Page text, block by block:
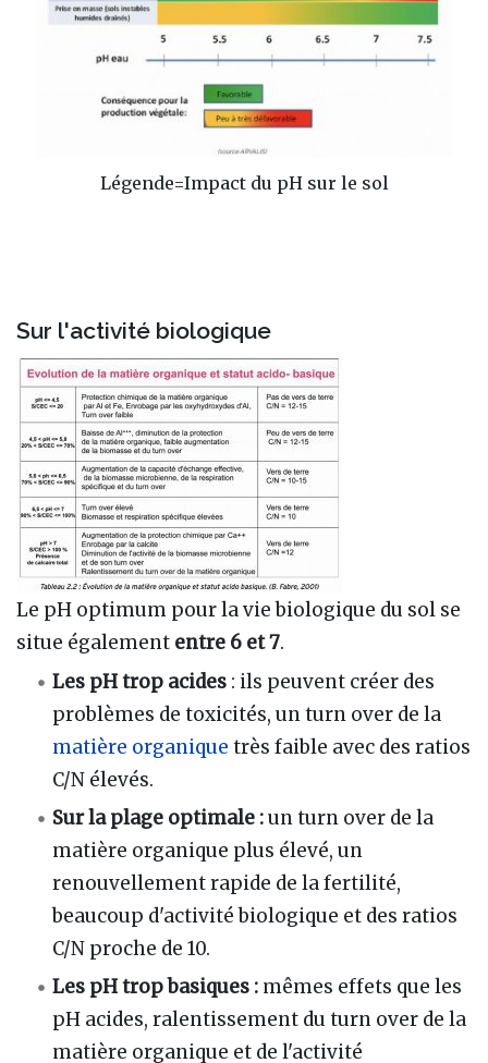
Légende=Impact du pH sur le sol
Sur l'activité biologique
Le pH optimum pour la vie biologique du sol se
situe également entre 6 et 7.
Les pH trop acides : ils peuvent créer des
problèmes de toxicités, un turn over de la
matière organique très faible avec des ratios
C/N élevés.
Sur la plage optimale :un turn over de la
matière organique plus élevé, un
renouvellement rapide de la fertilité,
beaucoup d'activité biologique et des ratios
C/N proche de 10.
Les pH trop basiques : mêmes effets que les
pH acides, ralentissement du turn over de la
matière organique et de l'activité